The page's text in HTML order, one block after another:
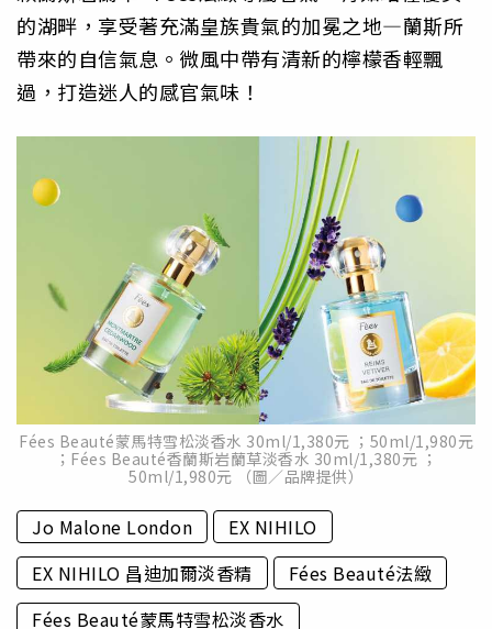
的湖畔，享受著充滿皇族貴氣的加冕之地—蘭斯所
帶來的自信氣息。微風中帶有清新的檸檬香輕飄
過，打造迷人的感官氣味！
Fées Beauté蒙馬特雪松淡香水 30ml/1,380元 ；50ml/1,980元
；Fées Beauté香蘭斯岩蘭草淡香水 30ml/1,380元 ；
50ml/1,980元 （圖／品牌提供）
Jo Malone London
EX NIHILO
EX NIHILO 昌迪加爾淡香精
Fées Beauté法緻
Fées Beauté蒙馬特雪松淡香水